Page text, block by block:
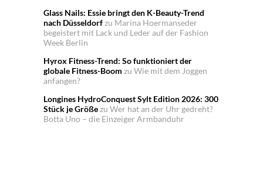
Glass Nails: Essie bringt den K-Beauty-Trend
nach Düsseldorfzu Marina Hoermanseder
begeistert mit Lack und Leder auf der Fashion
Week Berlin
Hyrox Fitness-Trend: So funktioniert der
globale Fitness-Boom zu Wie mit dem Joggen
anfangen?
Longines HydroConquest Sylt Edition 2026: 300
Stück je Größezu Wer hat an der Uhr gedreht?
Botta Uno – die Einzeiger Armbanduhr